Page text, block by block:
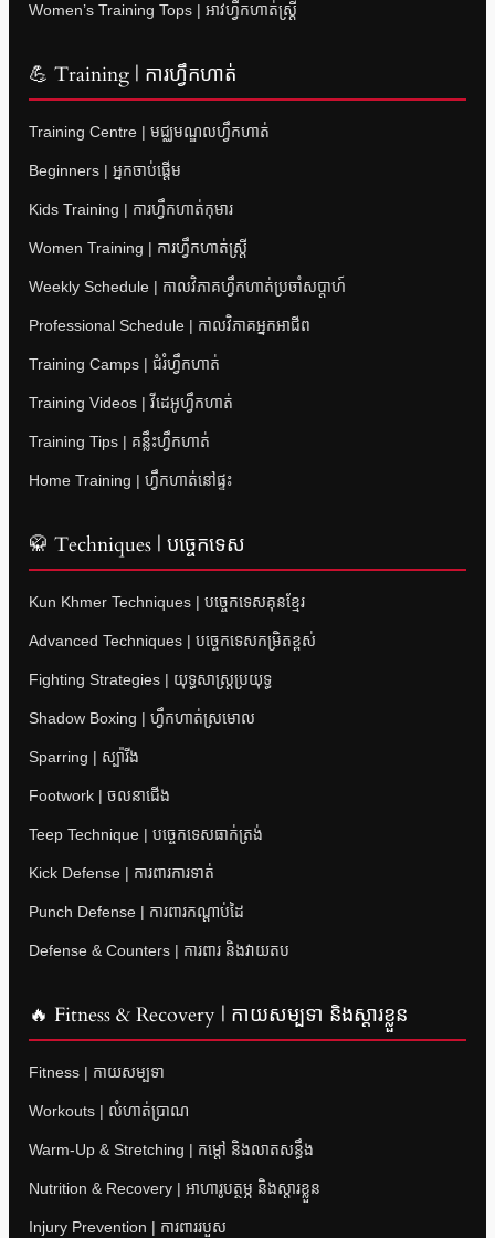
Women’s Training Tops | អាវហ្វឹកហាត់ស្ត្រី
💪 Training | ការហ្វឹកហាត់
Training Centre | មជ្ឈមណ្ឌលហ្វឹកហាត់
Beginners | អ្នកចាប់ផ្តើម
Kids Training | ការហ្វឹកហាត់កុមារ
Women Training | ការហ្វឹកហាត់ស្ត្រី
Weekly Schedule | កាលវិភាគហ្វឹកហាត់ប្រចាំសប្តាហ៍
Professional Schedule | កាលវិភាគអ្នកអាជីព
Training Camps | ជំរំហ្វឹកហាត់
Training Videos | វីដេអូហ្វឹកហាត់
Training Tips | គន្លឹះហ្វឹកហាត់
Home Training | ហ្វឹកហាត់នៅផ្ទះ
🥋 Techniques | បច្ចេកទេស
Kun Khmer Techniques | បច្ចេកទេសគុនខ្មែរ
Advanced Techniques | បច្ចេកទេសកម្រិតខ្ពស់
Fighting Strategies | យុទ្ធសាស្ត្រប្រយុទ្ធ
Shadow Boxing | ហ្វឹកហាត់ស្រមោល
Sparring | ស្ប៉ារីង
Footwork | ចលនាជើង
Teep Technique | បច្ចេកទេសធាក់ត្រង់
Kick Defense | ការពារការទាត់
Punch Defense | ការពារកណ្តាប់ដៃ
Defense & Counters | ការពារ និងវាយតប
🔥 Fitness & Recovery | កាយសម្បទា និងស្តារខ្លួន
Fitness | កាយសម្បទា
Workouts | លំហាត់ប្រាណ
Warm-Up & Stretching | កម្តៅ និងលាតសន្ធឹង
Nutrition & Recovery | អាហារូបត្ថម្ភ និងស្តារខ្លួន
Injury Prevention | ការពាររបួស